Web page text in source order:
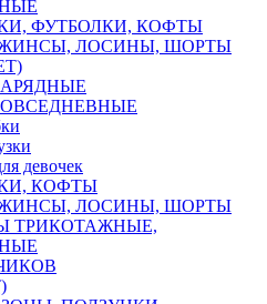
ФУТБОЛКИ, КОФТЫ
ЛОСИНЫ, ШОРТЫ
девочек
КОФТЫ
ЛОСИНЫ, ШОРТЫ
ТРИКОТАЖНЫЕ,